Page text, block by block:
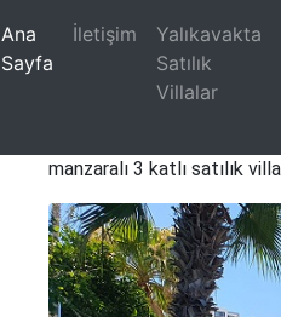
Ana
Sayfa
İletişim
Yalıkavakta
Satılık
Villalar
manzaralı 3 katlı satılık